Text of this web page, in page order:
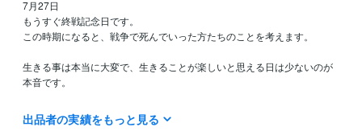
7月27日
もうすぐ終戦記念日です。
この時期になると、戦争で死んでいった方たちのことを考えます。
生きる事は本当に大変で、生きることが楽しいと思える日は少ないのが
本音です。
ただ、戦争で死んでいった方たちのことを考えると、しっかりと自分の
命を全うしなければならないと感じます。
出品者の実績をもっと見る